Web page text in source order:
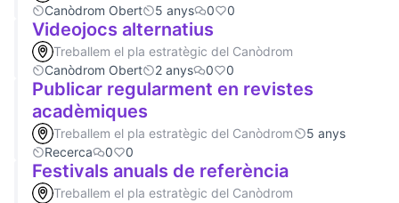
Canòdrom Obert
5 anys 0 0
Videojocs alternatius
Treballem el pla estratègic del Canòdrom
Canòdrom Obert
2 anys 0 0
Publicar regularment en revistes
acadèmiques
Treballem el pla estratègic del Canòdrom
5 anys
Recerca
0 0
Festivals anuals de referència
Treballem el pla estratègic del Canòdrom